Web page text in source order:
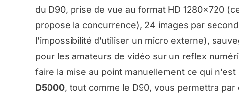
du D90, prise de vue au format HD 1280×720
propose la concurrence), 24 images par
l’impossibilité d’utiliser un micro externe),
pour les amateurs de vidéo sur un reflex
faire la mise au point manuellement ce qui
D5000, tout comme le D90, vous permettra par